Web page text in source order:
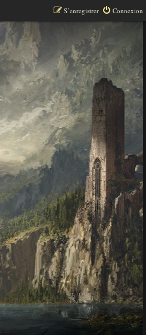
Connexion
S’enregistrer